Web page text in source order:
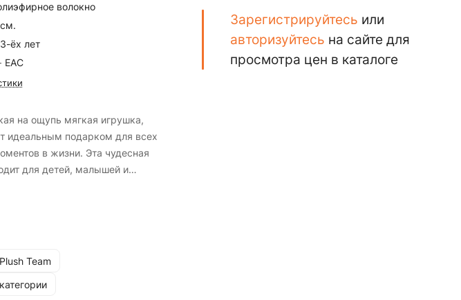
волокно
ёх лет
EAC
на ощупь мягкая игрушка,
идеальным подарком для всех
в жизни. Эта чудесная
для детей, малышей и
является прекрасным
высококачественного
и антистрессовый эффект
Мягкая игрушка - это жест
Team
Зарегистрируйтесь или
авторизуйтесь на сайте для
просмотра цен в каталоге